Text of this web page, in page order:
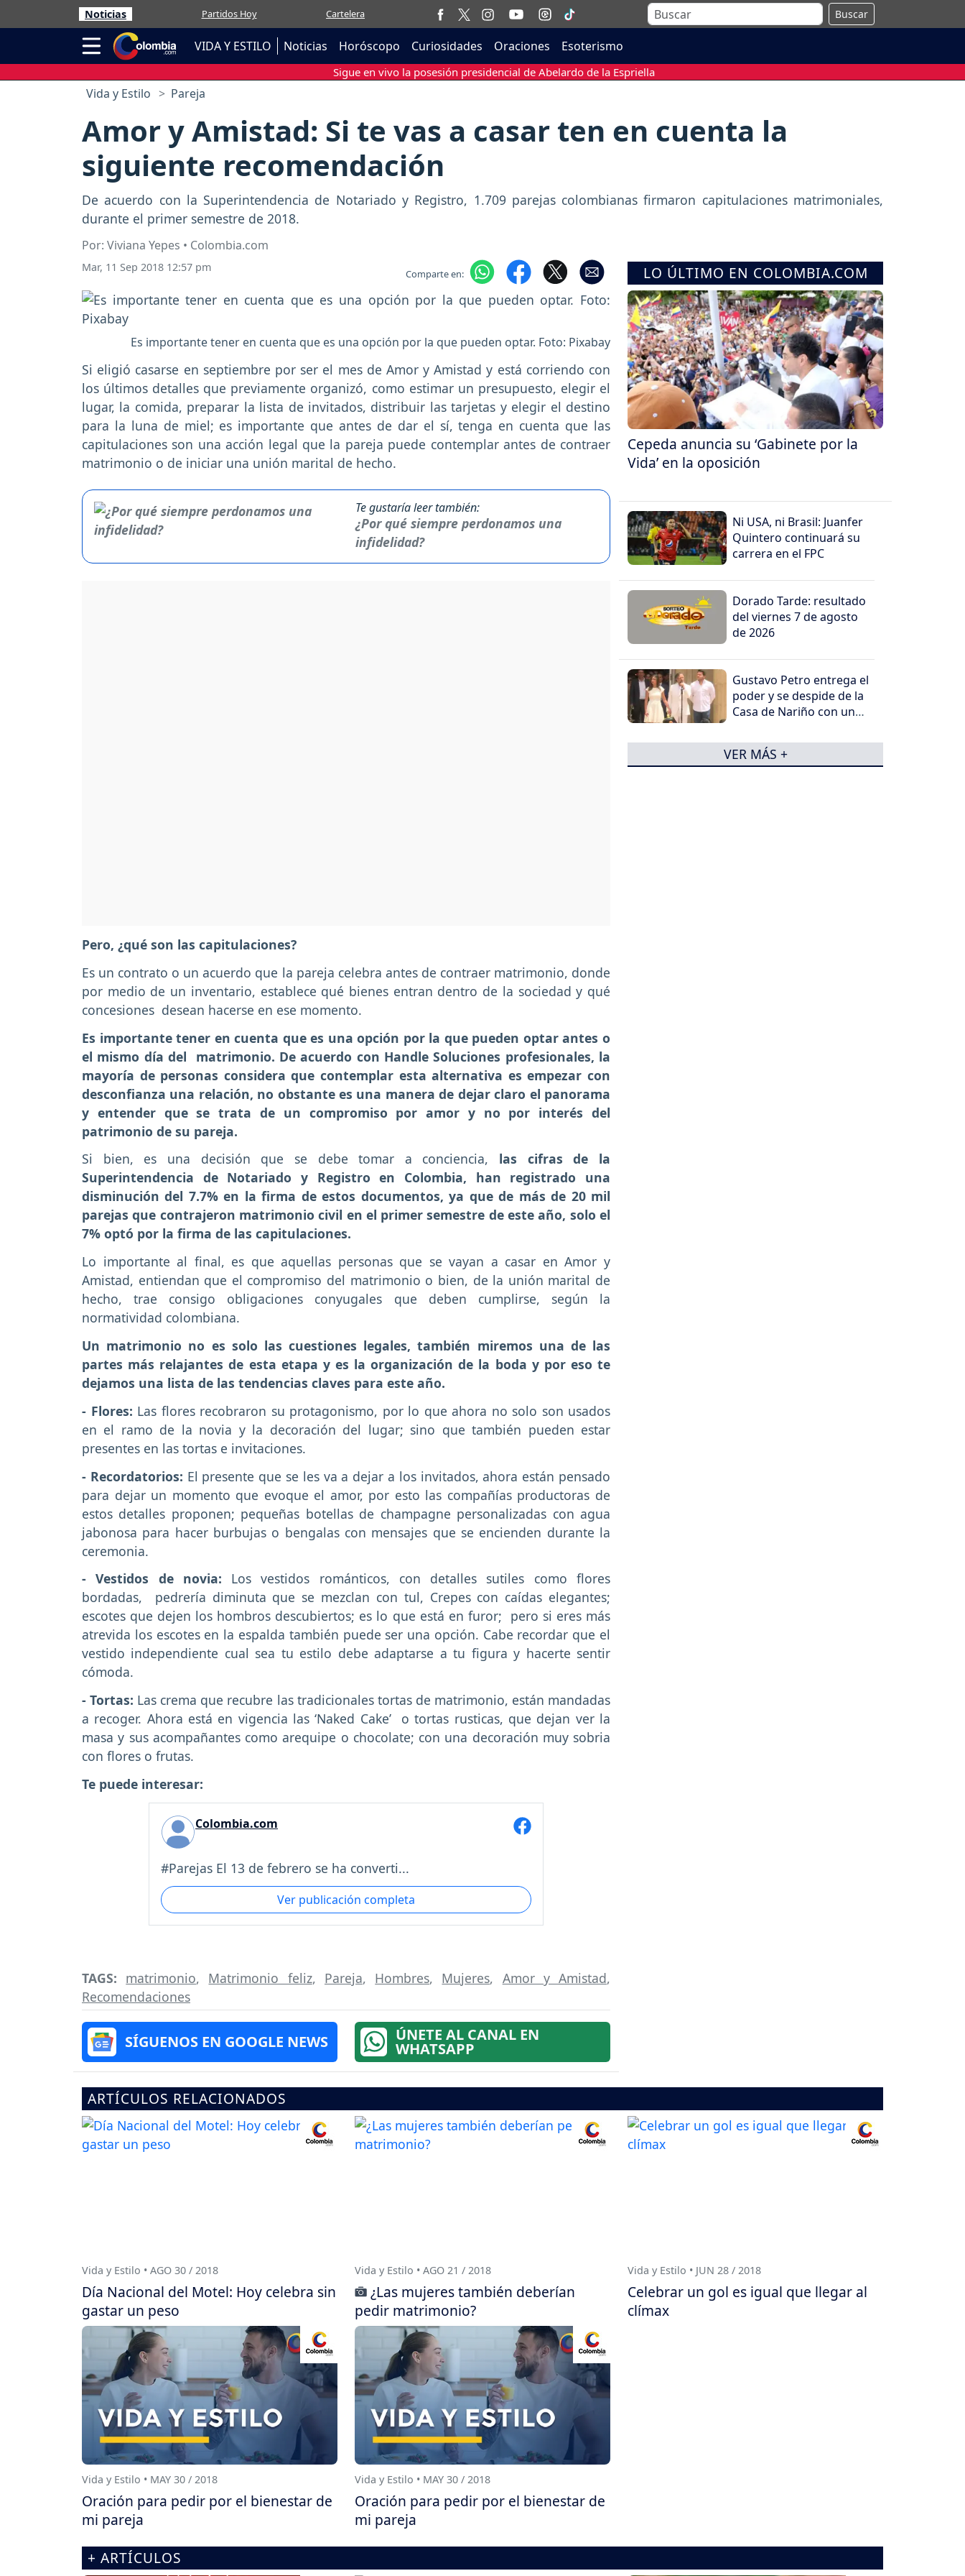
Noticias Partidos Hoy Cartelera Buscar
VIDA Y ESTILO Noticias Horóscopo Curiosidades Oraciones Esoterismo
Sigue en vivo la posesión presidencial de Abelardo de la Espriella
Vida y Estilo Pareja
Amor y Amistad: Si te vas a casar ten en cuenta la
siguiente recomendación
De acuerdo con la Superintendencia de Notariado y Registro, 1.709 parejas colombianas firmaron capitulaciones matrimoniales,
durante el primer semestre de 2018.
Por: Viviana Yepes • Colombia.com
Mar, 11 Sep 2018 12:57 pm Comparte en:
Es importante tener en cuenta que es una opción por la que pueden optar. Foto: Pixabay
Si eligió casarse en septiembre por ser el mes de Amor y Amistad y está corriendo con
los últimos detalles que previamente organizó, como estimar un presupuesto, elegir el
lugar, la comida, preparar la lista de invitados, distribuir las tarjetas y elegir el destino
para la luna de miel; es importante que antes de dar el sí, tenga en cuenta que las
capitulaciones son una acción legal que la pareja puede contemplar antes de contraer
matrimonio o de iniciar una unión marital de hecho.
Te gustaría leer también:
¿Por qué siempre perdonamos una
infidelidad?
Pero, ¿qué son las capitulaciones?
Es un contrato o un acuerdo que la pareja celebra antes de contraer matrimonio, donde
por medio de un inventario, establece qué bienes entran dentro de la sociedad y qué
concesiones desean hacerse en ese momento.
Es importante tener en cuenta que es una opción por la que pueden optar antes o
el mismo día del matrimonio. De acuerdo con Handle Soluciones profesionales, la
mayoría de personas considera que contemplar esta alternativa es empezar con
desconfianza una relación, no obstante es una manera de dejar claro el panorama
y entender que se trata de un compromiso por amor y no por interés del
patrimonio de su pareja.
Si bien, es una decisión que se debe tomar a conciencia, las cifras de la
Superintendencia de Notariado y Registro en Colombia, han registrado una
disminución del 7.7% en la firma de estos documentos, ya que de más de 20 mil
parejas que contrajeron matrimonio civil en el primer semestre de este año, solo el
7% optó por la firma de las capitulaciones.
Lo importante al final, es que aquellas personas que se vayan a casar en Amor y
Amistad, entiendan que el compromiso del matrimonio o bien, de la unión marital de
hecho, trae consigo obligaciones conyugales que deben cumplirse, según la
normatividad colombiana.
Un matrimonio no es solo las cuestiones legales, también miremos una de las
partes más relajantes de esta etapa y es la organización de la boda y por eso te
dejamos una lista de las tendencias claves para este año.
- Flores: Las flores recobraron su protagonismo, por lo que ahora no solo son usados
en el ramo de la novia y la decoración del lugar; sino que también pueden estar
presentes en las tortas e invitaciones.
- Recordatorios: El presente que se les va a dejar a los invitados, ahora están pensado
para dejar un momento que evoque el amor, por esto las compañías productoras de
estos detalles proponen; pequeñas botellas de champagne personalizadas con agua
jabonosa para hacer burbujas o bengalas con mensajes que se encienden durante la
ceremonia.
- Vestidos de novia: Los vestidos románticos, con detalles sutiles como flores
bordadas, pedrería diminuta que se mezclan con tul, Crepes con caídas elegantes;
escotes que dejen los hombros descubiertos; es lo que está en furor; pero si eres más
atrevida los escotes en la espalda también puede ser una opción. Cabe recordar que el
vestido independiente cual sea tu estilo debe adaptarse a tu figura y hacerte sentir
cómoda.
- Tortas: Las crema que recubre las tradicionales tortas de matrimonio, están mandadas
a recoger. Ahora está en vigencia las ‘Naked Cake’ o tortas rusticas, que dejan ver la
masa y sus acompañantes como arequipe o chocolate; con una decoración muy sobria
con flores o frutas.
Te puede interesar:
Colombia.com
#Parejas El 13 de febrero se ha converti...
Ver publicación completa
TAGS: matrimonio, Matrimonio feliz, Pareja, Hombres, Mujeres, Amor y Amistad,
Recomendaciones
SÍGUENOS EN GOOGLE NEWS ÚNETE AL CANAL EN
WHATSAPP
LO ÚLTIMO EN COLOMBIA.COM
Cepeda anuncia su ‘Gabinete por la
Vida’ en la oposición
Ni USA, ni Brasil: Juanfer
Quintero continuará su
carrera en el FPC
Dorado Tarde: resultado
del viernes 7 de agosto
de 2026
Gustavo Petro entrega el
poder y se despide de la
Casa de Nariño con un
VER MÁS +
ARTÍCULOS RELACIONADOS
Vida y Estilo • AGO 30 / 2018
Día Nacional del Motel: Hoy celebra sin
gastar un peso
Vida y Estilo • AGO 21 / 2018
¿Las mujeres también deberían
pedir matrimonio?
Vida y Estilo • JUN 28 / 2018
Celebrar un gol es igual que llegar al
clímax
Vida y Estilo • MAY 30 / 2018
Oración para pedir por el bienestar de
mi pareja
Vida y Estilo • MAY 30 / 2018
Oración para pedir por el bienestar de
mi pareja
+ ARTÍCULOS